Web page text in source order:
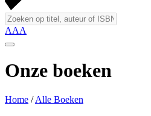
AAA
Onze boeken
Home /Alle Boeken